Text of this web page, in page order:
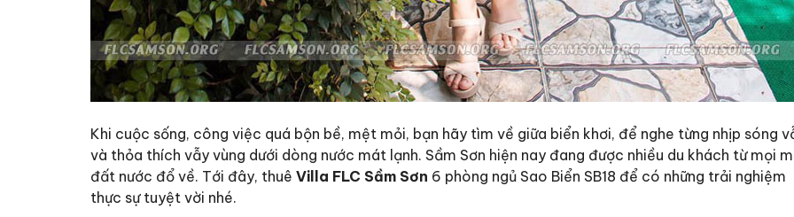
Khi cuộc sống, công việc quá bộn bề, mệt mỏi, bạn hãy tìm về giữa biển khơi, để nghe từng nhịp sóng
và thỏa thích vẫy vùng dưới dòng nước mát lạnh. Sầm Sơn hiện nay đang được nhiều du khách từ mọi
đất nước đổ về. Tới đây, thuê Villa FLC Sầm Sơn 6 phòng ngủ Sao Biển SB18 để có những trải nghiệm
thực sự tuyệt vời nhé.